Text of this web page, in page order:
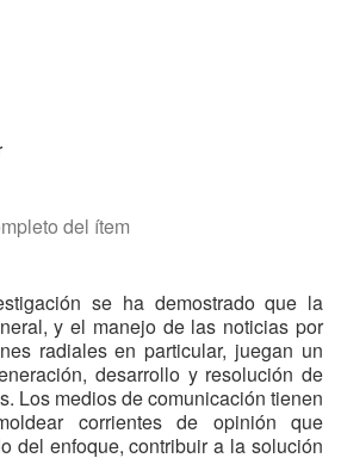
del ítem
se ha demostrado que la
y el manejo de las noticias por
radiales en particular, juegan un
desarrollo y resolución de
Los medios de comunicación tienen
corrientes de opinión que
del enfoque, contribuir a la solución